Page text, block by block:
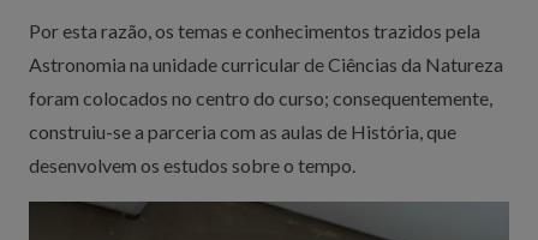
Por esta razão, os temas e conhecimentos trazidos pela
Astronomia na unidade curricular de Ciências da Natureza
foram colocados no centro do curso; consequentemente,
construiu-se a parceria com as aulas de História, que
desenvolvem os estudos sobre o tempo.